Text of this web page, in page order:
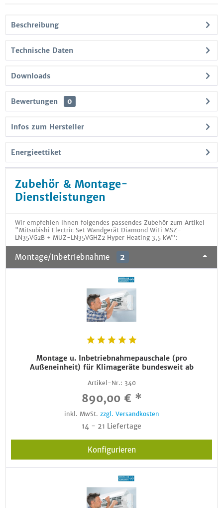
Beschreibung
Technische Daten
Downloads
Bewertungen 0
Infos zum Hersteller
Energieettiket
Zubehör & Montage-
Dienstleistungen
Wir empfehlen Ihnen folgendes passendes Zubehör zum Artikel
"Mitsubishi Electric Set Wandgerät Diamond WiFi MSZ-
LN35VG2B + MUZ-LN35VGHZ2 Hyper Heating 3,5 kW":
Montage/Inbetriebnahme 2
Montage u. Inbetriebnahmepauschale (pro
Außeneinheit) für Klimageräte bundesweit ab
Artikel-Nr.: 340
890,00 € *
inkl. MwSt. zzgl. Versandkosten
14 - 21 Liefertage
Konfigurieren